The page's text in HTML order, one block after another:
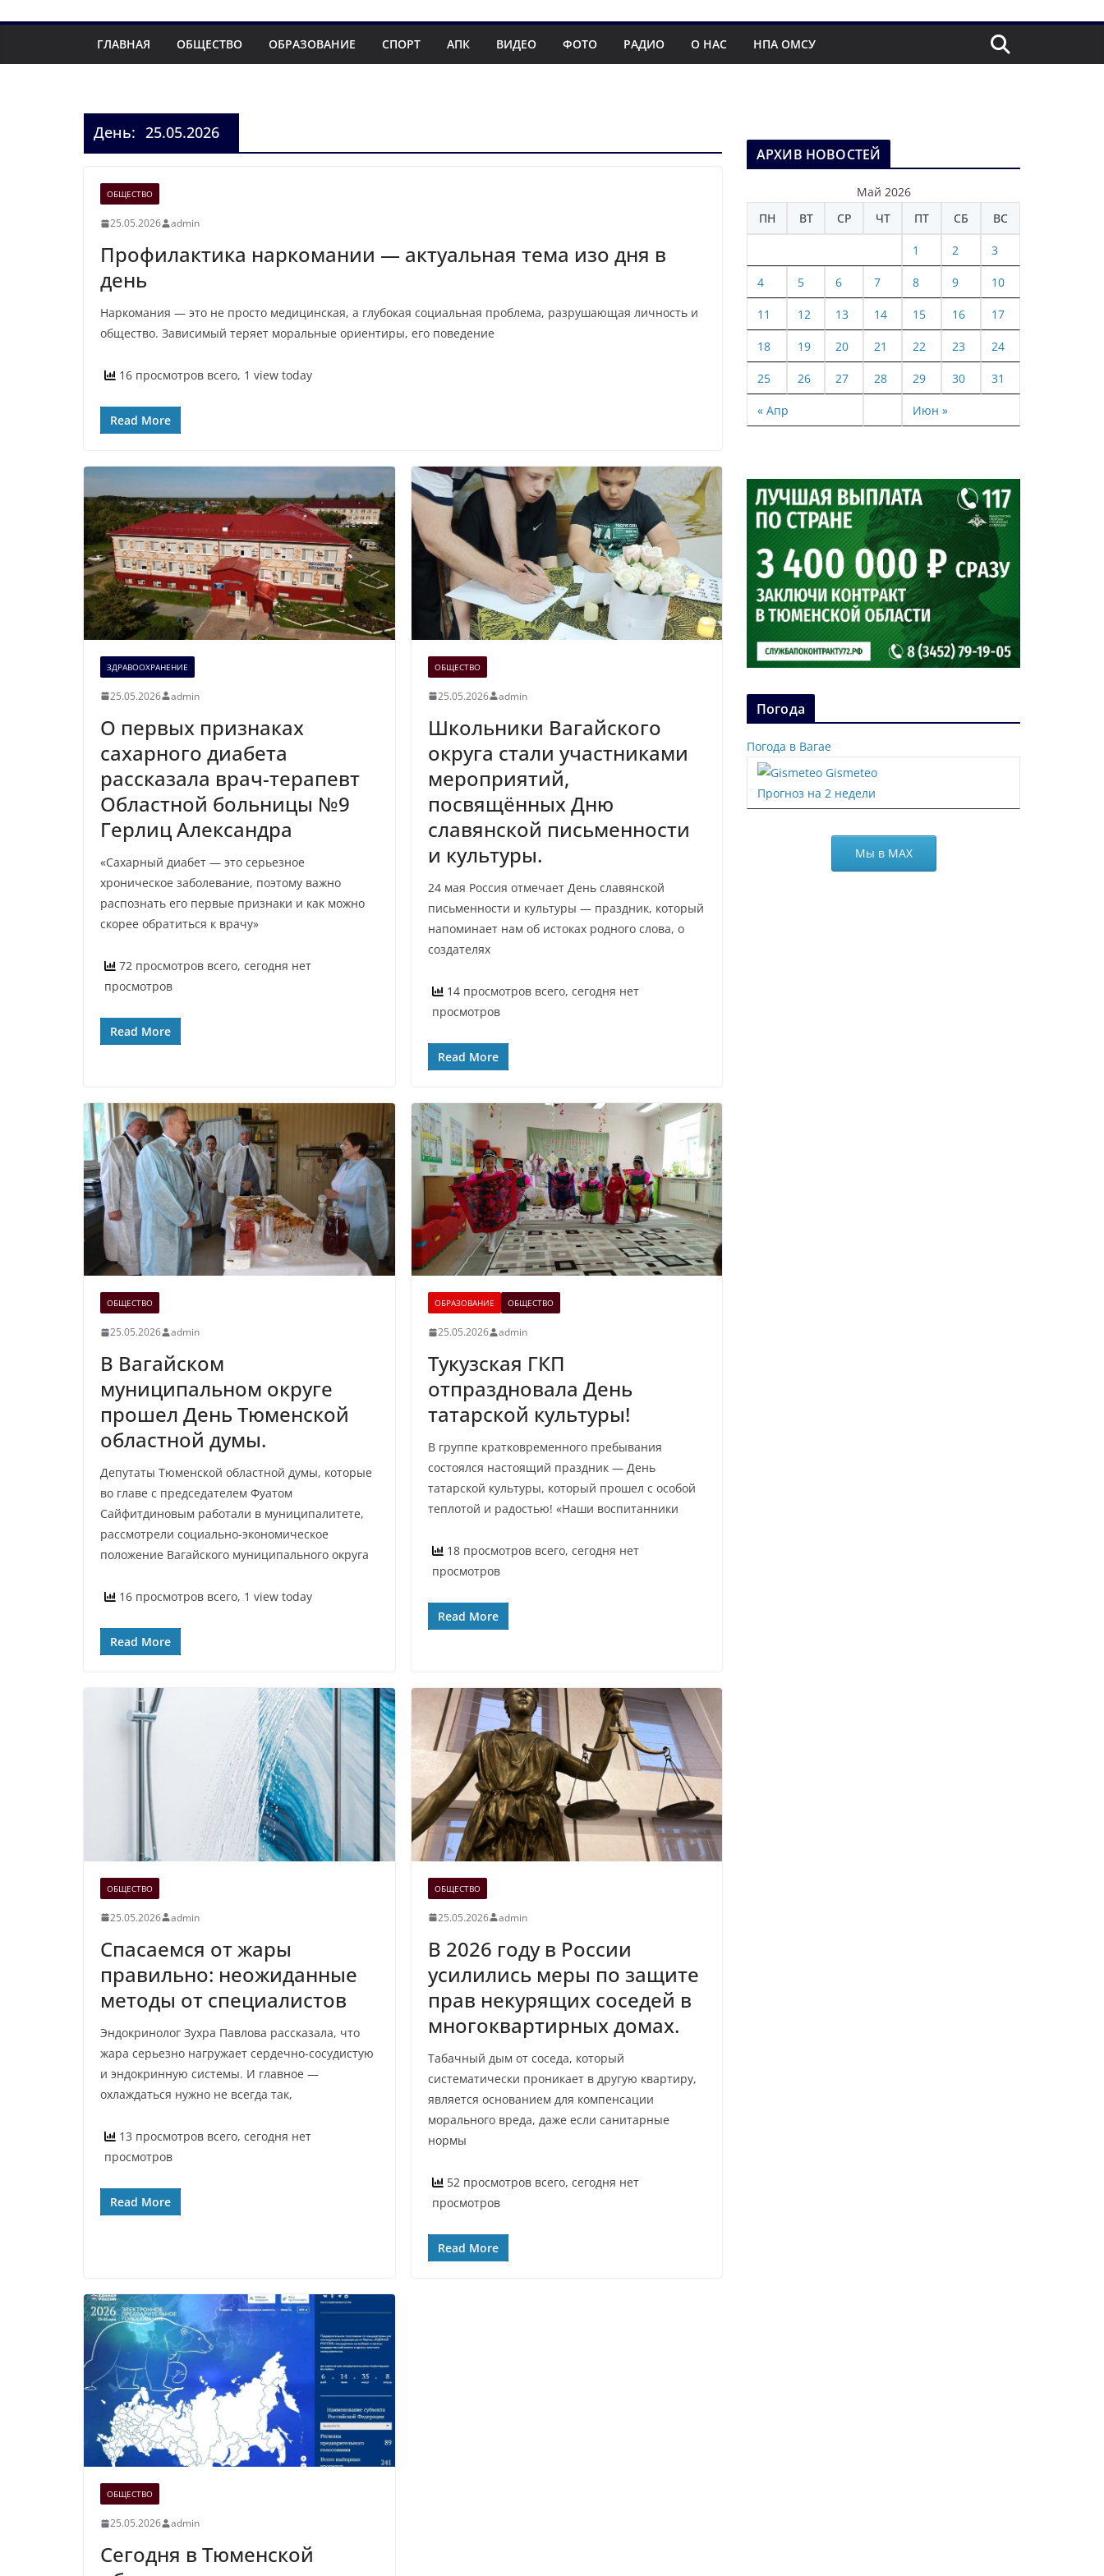
ГЛАВНАЯ ОБЩЕСТВО ОБРАЗОВАНИЕ СПОРТ АПК ВИДЕО ФОТО РАДИО О НАС НПА ОМСУ
День: 25.05.2026
ОБЩЕСТВО
25.05.2026 admin
Профилактика наркомании — актуальная тема изо дня в
день
Наркомания — это не просто медицинская, а глубокая социальная проблема, разрушающая личность и
общество. Зависимый теряет моральные ориентиры, его поведение
16 просмотров всего, 1 view today
Read More
ЗДРАВООХРАНЕНИЕ
25.05.2026 admin
О первых признаках
сахарного диабета
рассказала врач-терапевт
Областной больницы №9
Герлиц Александра
«Сахарный диабет — это серьезное
хроническое заболевание, поэтому важно
распознать его первые признаки и как можно
скорее обратиться к врачу»
72 просмотров всего, сегодня нет
просмотров
Read More
ОБЩЕСТВО
25.05.2026 admin
Школьники Вагайского
округа стали участниками
мероприятий,
посвящённых Дню
славянской письменности
и культуры.
24 мая Россия отмечает День славянской
письменности и культуры — праздник, который
напоминает нам об истоках родного слова, о
создателях
14 просмотров всего, сегодня нет
просмотров
Read More
ОБЩЕСТВО
25.05.2026 admin
В Вагайском
муниципальном округе
прошел День Тюменской
областной думы.
Депутаты Тюменской областной думы, которые
во главе с председателем Фуатом
Сайфитдиновым работали в муниципалитете,
рассмотрели социально-экономическое
положение Вагайского муниципального округа
16 просмотров всего, 1 view today
Read More
ОБРАЗОВАНИЕ ОБЩЕСТВО
25.05.2026 admin
Тукузская ГКП
отпраздновала День
татарской культуры!
В группе кратковременного пребывания
состоялся настоящий праздник — День
татарской культуры, который прошел с особой
теплотой и радостью! «Наши воспитанники
18 просмотров всего, сегодня нет
просмотров
Read More
ОБЩЕСТВО
25.05.2026 admin
Спасаемся от жары
правильно: неожиданные
методы от специалистов
Эндокринолог Зухра Павлова рассказала, что
жара серьезно нагружает сердечно-сосудистую
и эндокринную системы. И главное —
охлаждаться нужно не всегда так,
13 просмотров всего, сегодня нет
просмотров
Read More
ОБЩЕСТВО
25.05.2026 admin
В 2026 году в России
усилились меры по защите
прав некурящих соседей в
многоквартирных домах.
Табачный дым от соседа, который
систематически проникает в другую квартиру,
является основанием для компенсации
морального вреда, даже если санитарные
нормы
52 просмотров всего, сегодня нет
просмотров
Read More
ОБЩЕСТВО
25.05.2026 admin
Сегодня в Тюменской
АРХИВ НОВОСТЕЙ
Май 2026
ПН
ВТ СР ЧТ ПТ СБ ВС
« Апр Июн »
1 2 3
4 5 6 7 8 9 10
11 12 13 14 15 16 17
18 19 20 21 22 23 24
25 26 27 28 29 30 31
Погода
Погода в Вагае
Gismeteo
Прогноз на 2 недели
Мы в МАХ